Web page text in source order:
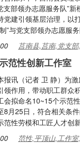
支部领办志愿服务队”
党建引领基层治理，以
”与党支部领办志愿服
莒南县,莒南,党支
范性创新工作室
报讯（记者 卫 静）为
领作用，带动职工群众
会拟命名10~15个示范
8月25日，符合相关条
范性劳模和工匠人才创
范性,平顶山,工作